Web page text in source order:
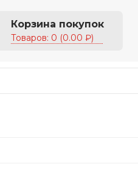
Корзина покупок
Товаров: 0 (0.00 ₽)